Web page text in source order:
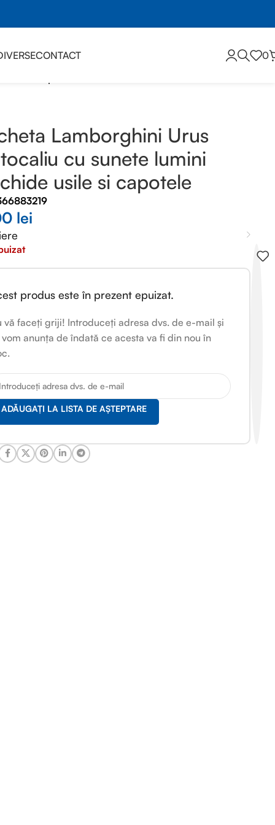
CONTACT
0
Lamborghini Urus
cu sunete lumini
usile si capotele
lei
produs este în prezent epuizat.
vă faceți griji! Introduceți adresa dvs. de e-mail și
vom anunța de îndată ce acesta va fi din nou în
ADĂUGAȚI LA LISTA DE AȘTEPTARE